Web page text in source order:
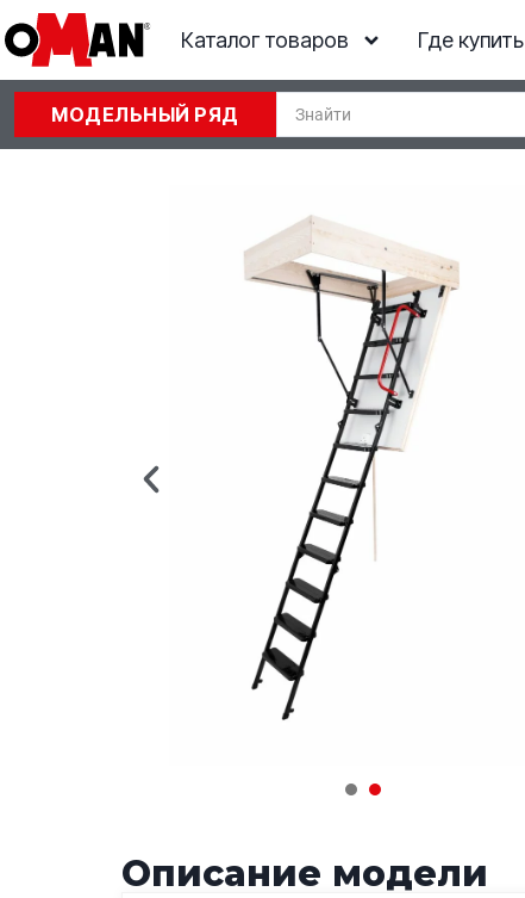
Каталог товаров Где купить
МОДЕЛЬНЫЙ РЯД
Описание модели